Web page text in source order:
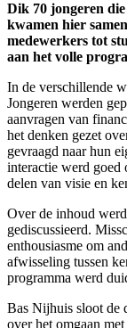
Dik 70 jongeren
kwamen hier
medewerkers tot
aan het volle
In de verschillende
Jongeren werden
aanvragen van
het denken gezet
gevraagd naar hun
interactie werd goed
delen van visie en
Over de inhoud
gediscussieerd.
enthousiasme om
afwisseling tussen
programma werd
Bas Nijhuis sloot de
over het omgaan